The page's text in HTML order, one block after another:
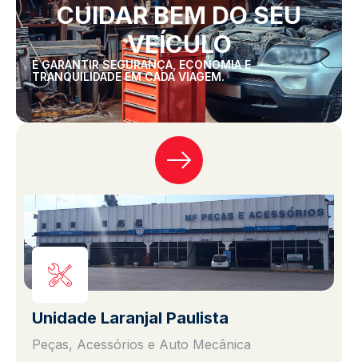
CUIDAR BEM DO SEU
VEÍCULO
É GARANTIR SEGURANÇA, ECONOMIA E
TRANQUILIDADE EM CADA VIAGEM.
Unidade Laranjal Paulista
Peças, Acessórios e Auto Mecânica